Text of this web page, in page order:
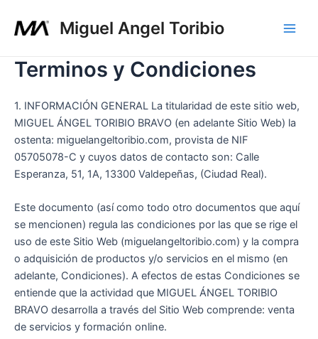
Miguel Angel Toribio
Terminos y Condiciones
1. INFORMACIÓN GENERAL La titularidad de este sitio web,
MIGUEL ÁNGEL TORIBIO BRAVO (en adelante Sitio Web) la
ostenta: miguelangeltoribio.com, provista de NIF
05705078-C y cuyos datos de contacto son: Calle
Esperanza, 51, 1A, 13300 Valdepeñas, (Ciudad Real).
Este documento (así como todo otro documentos que aquí
se mencionen) regula las condiciones por las que se rige el
uso de este Sitio Web (miguelangeltoribio.com) y la compra
o adquisición de productos y/o servicios en el mismo (en
adelante, Condiciones). A efectos de estas Condiciones se
entiende que la actividad que MIGUEL ÁNGEL TORIBIO
BRAVO desarrolla a través del Sitio Web comprende: venta
de servicios y formación online.